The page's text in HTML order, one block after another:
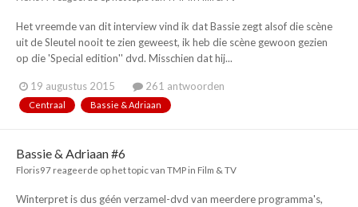
Het vreemde van dit interview vind ik dat Bassie zegt alsof die scène
uit de Sleutel nooit te zien geweest, ik heb die scène gewoon gezien
op die 'Special edition'' dvd. Misschien dat hij...
19 augustus 2015 261 antwoorden
Centraal Bassie & Adriaan
Bassie & Adriaan #6
Floris97 reageerde op het topic van TMP in Film & TV
Winterpret is dus géén verzamel-dvd van meerdere programma's,